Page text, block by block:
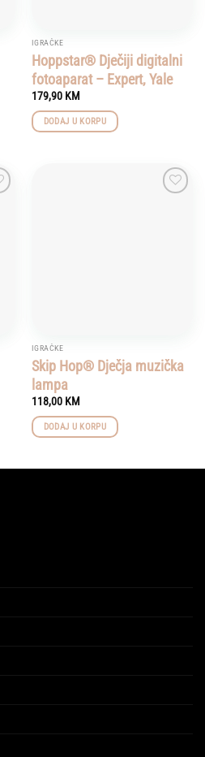
IGRAČKE
Hoppstar® Dječiji digitalni
fotoaparat – Expert, Yale
179,90 KM
DODAJ U KORPU
IGRAČKE
Skip Hop® Dječja muzička
lampa
118,00 KM
DODAJ U KORPU